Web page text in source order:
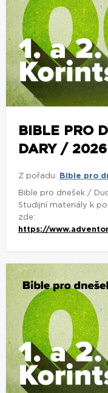
BIBLE PRO
DARY /
Z pořadu: Bible pro
Bible pro dnešek /
Studijní materiály k
zde:
https://